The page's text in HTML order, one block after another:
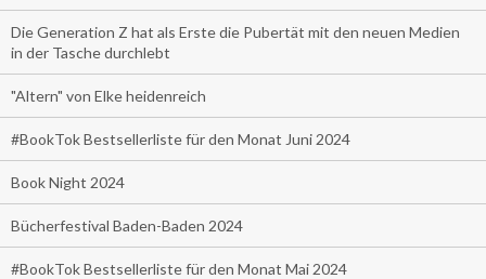
Die Generation Z hat als Erste die Pubertät mit den neuen Medien
in der Tasche durchlebt
"Altern" von Elke heidenreich
#BookTok Bestsellerliste für den Monat Juni 2024
Book Night 2024
Bücherfestival Baden-Baden 2024
#BookTok Bestsellerliste für den Monat Mai 2024